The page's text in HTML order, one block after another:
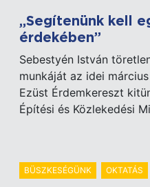
„Segítenünk kell
érdekében”
Sebestyén István
munkáját az idei
Ezüst Érdemkereszt
Építési és Közlekedési
BÜSZKESÉGÜNK OKTATÁS